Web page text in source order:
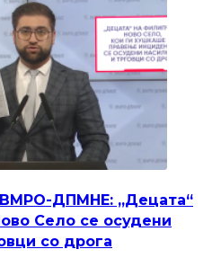
ДПМНЕ: „Децата“
Село се осудени
со дрога